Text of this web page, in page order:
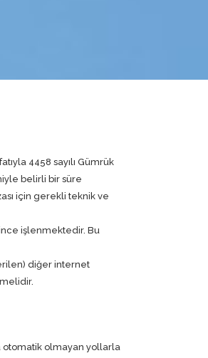
4458 sayılı Gümrük
belirli bir süre
için gerekli teknik ve
işlenmektedir. Bu
diğer internet
otomatik olmayan yollarla